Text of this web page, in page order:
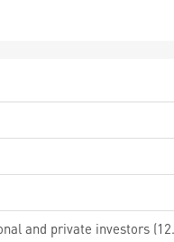
and private investors